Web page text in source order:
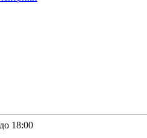
18:00